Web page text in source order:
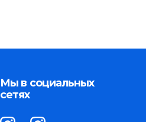
Мы в социальных
сетях